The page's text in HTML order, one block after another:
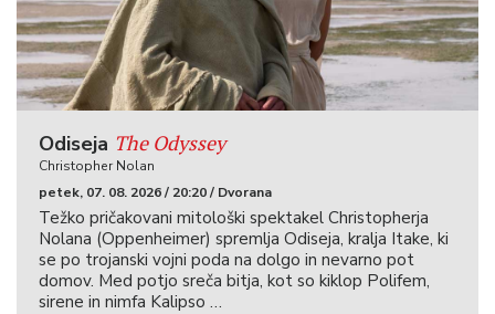
Odiseja The Odyssey
Christopher Nolan
petek, 07. 08. 2026 / 20:20 / Dvorana
Težko pričakovani mitološki spektakel Christopherja
Nolana (Oppenheimer) spremlja Odiseja, kralja Itake, ki
se po trojanski vojni poda na dolgo in nevarno pot
domov. Med potjo sreča bitja, kot so kiklop Polifem,
sirene in nimfa Kalipso …